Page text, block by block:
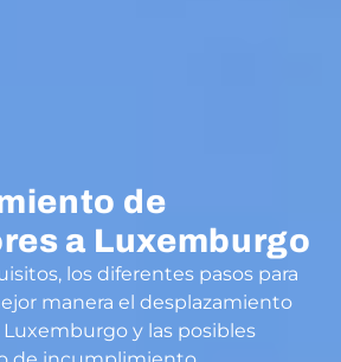
de
a Luxemburgo
los diferentes pasos para
manera el desplazamiento
y las posibles